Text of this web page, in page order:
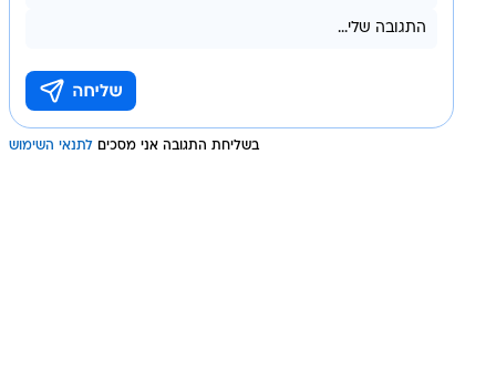
בשליחת התגובה אני מסכים לתנאי השימוש